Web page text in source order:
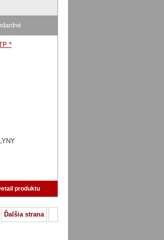
produktu
Ďalšia strana